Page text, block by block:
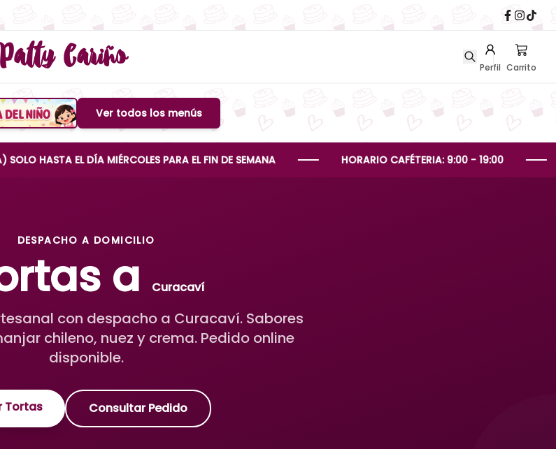
Patty Cariño Perfil Carrito
Boton de menuVer todos los menús
EL DÍA MIÉRCOLES PARA EL FIN DE SEMANA HORARIO CAFÉTERIA: 9:00 - 19:00
DESPACHO A DOMICILIO
a Curacaví
con despacho a Curacaví. Sabores
chileno, nuez y crema. Pedido online
disponible.
Tortas Consultar Pedido